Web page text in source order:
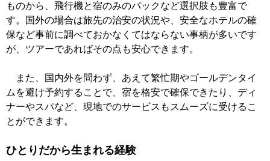
ものから、飛行機と宿のみのパックなど選択肢も豊富で
す。国外の場合は旅先の治安の状況や、安全なホテルの確
保など事前に調べておかなくてはならない事柄が多いです
が、ツアーであればその点も安心できます。
また、国内外を問わず、あえて繁忙期やゴールデンタイ
ムを避け予約することで、宿を格安で確保できたり、ディ
ナーやスパなど、現地でのサービスもスムーズに受けるこ
とができます。
ひとりだから生まれる経験